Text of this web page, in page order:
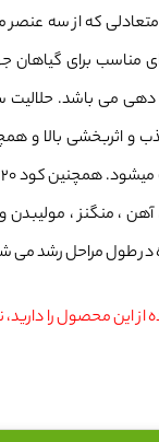
که از سه عنصر
ای مناسب برای
دهی می باشد.
و اثربخشی بالا و
، منگنز ، مولیبدن
در طول مراحل رشد مى
از این محصول را دارید،